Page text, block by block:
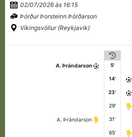
02/07/2026 às 16:15
Þórður Þorsteinn Þórðarson
Víkingsvöllur (Reykjavik)
A. Þrándarson 5'
14'
23'
29'
A. Þrándarson 31'
65'